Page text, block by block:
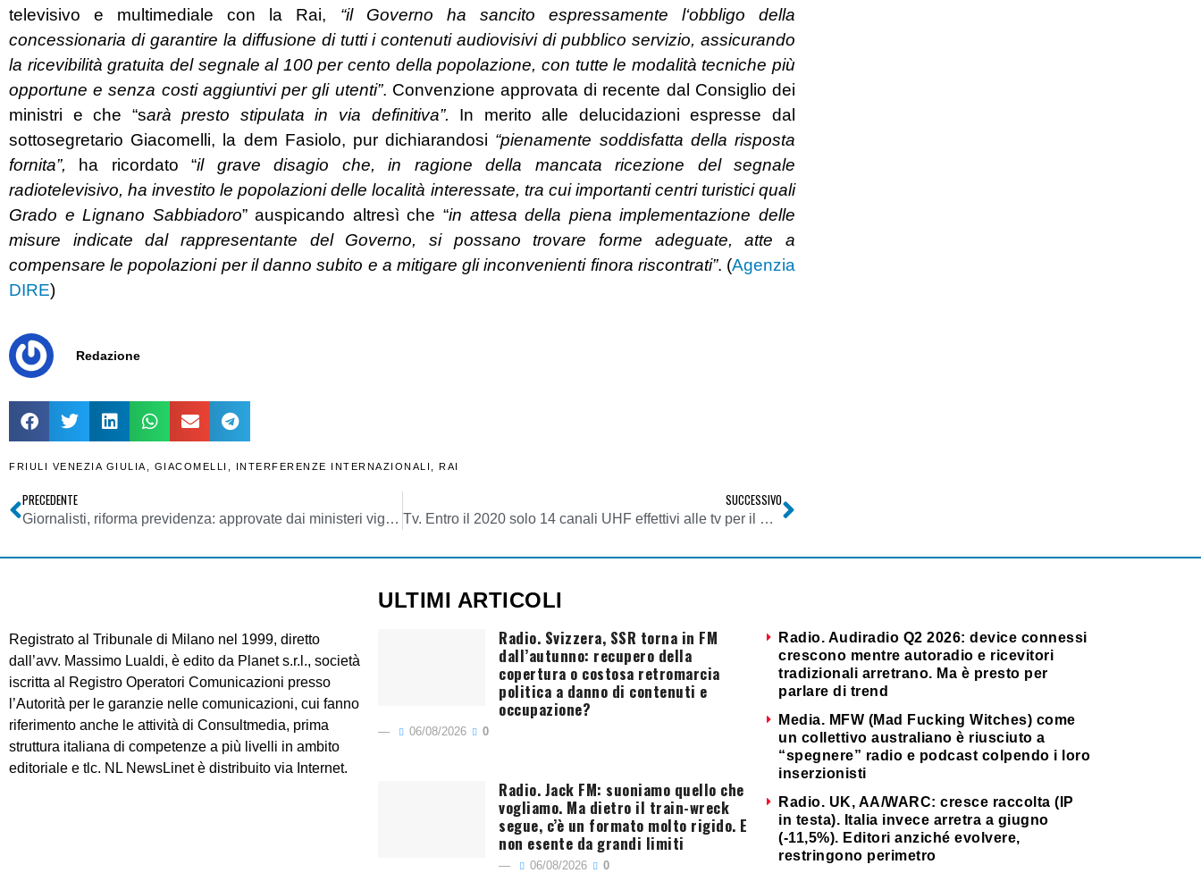
televisivo e multimediale con la Rai, “il Governo ha sancito espressamente l‘obbligo della
concessionaria di garantire la diffusione di tutti i contenuti audiovisivi di pubblico servizio, assicurando
la ricevibilità gratuita del segnale al 100 per cento della popolazione, con tutte le modalità tecniche più
opportune e senza costi aggiuntivi per gli utenti”. Convenzione approvata di recente dal Consiglio dei
ministri e che “sarà presto stipulata in via definitiva”. In merito alle delucidazioni espresse dal
sottosegretario Giacomelli, la dem Fasiolo, pur dichiarandosi “pienamente soddisfatta della risposta
fornita”, ha ricordato “il grave disagio che, in ragione della mancata ricezione del segnale
radiotelevisivo, ha investito le popolazioni delle località interessate, tra cui importanti centri turistici quali
Grado e Lignano Sabbiadoro” auspicando altresì che “in attesa della piena implementazione delle
misure indicate dal rappresentante del Governo, si possano trovare forme adeguate, atte a
compensare le popolazioni per il danno subito e a mitigare gli inconvenienti finora riscontrati”. (Agenzia
DIRE)
Redazione
FRIULI VENEZIA GIULIA GIACOMELLI INTERFERENZE INTERNAZIONALI RAI
PRECEDENTE
Giornalisti, riforma previdenza: approvate dai ministeri vigilanti le clausole di salvaguardia
SUCCESSIVO
Tv. Entro il 2020 solo 14 canali UHF effettivi alle tv per il DTT. Ma la capacità col T2 sopperirà. Cambierà però completamente il modello televisivo
Registrato al Tribunale di Milano nel 1999, diretto
dall’avv. Massimo Lualdi, è edito da Planet s.r.l., società
iscritta al Registro Operatori Comunicazioni presso
l’Autorità per le garanzie nelle comunicazioni, cui fanno
riferimento anche le attività di Consultmedia, prima
struttura italiana di competenze a più livelli in ambito
editoriale e tlc. NL NewsLinet è distribuito via Internet.
ULTIMI ARTICOLI
Radio. Svizzera, SSR torna in FM
dall’autunno: recupero della
copertura o costosa retromarcia
politica a danno di contenuti e
occupazione?
06/08/2026 0
Radio. Jack FM: suoniamo quello che
vogliamo. Ma dietro il train-wreck
segue, c’è un formato molto rigido. E
non esente da grandi limiti
06/08/2026 0
Radio. Audiradio Q2 2026: device connessi
crescono mentre autoradio e ricevitori
tradizionali arretrano. Ma è presto per
parlare di trend
Media. MFW (Mad Fucking Witches) come
un collettivo australiano è riusciuto a
“spegnere” radio e podcast colpendo i loro
inserzionisti
Radio. UK, AA/WARC: cresce raccolta (IP
in testa). Italia invece arretra a giugno
(-11,5%). Editori anziché evolvere,
restringono perimetro